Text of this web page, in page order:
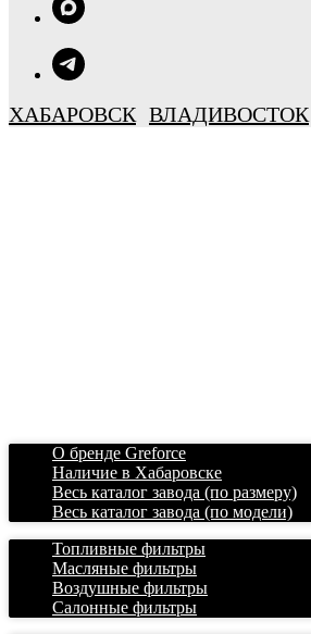
ХАБАРОВСК ВЛАДИВОСТОК
О бренде Greforce
Наличие в Хабаровске
Весь каталог завода (по размеру)
Весь каталог завода (по модели)
Топливные фильтры
Масляные фильтры
Воздушные фильтры
Салонные фильтры